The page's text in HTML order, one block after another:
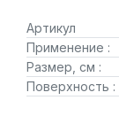
Артикул
Применение :
Размер, см :
Поверхность :